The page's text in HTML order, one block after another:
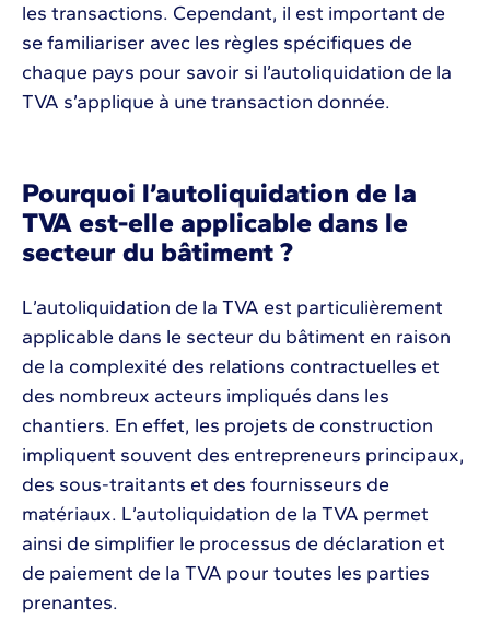
les transactions. Cependant, il est important de
se familiariser avec les règles spécifiques de
chaque pays pour savoir si l’autoliquidation de la
TVA s’applique à une transaction donnée.
Pourquoi l’autoliquidation de la
TVA est-elle applicable dans le
secteur du bâtiment ?
L’autoliquidation de la TVA est particulièrement
applicable dans le secteur du bâtiment en raison
de la complexité des relations contractuelles et
des nombreux acteurs impliqués dans les
chantiers. En effet, les projets de construction
impliquent souvent des entrepreneurs principaux,
des sous-traitants et des fournisseurs de
matériaux. L’autoliquidation de la TVA permet
ainsi de simplifier le processus de déclaration et
de paiement de la TVA pour toutes les parties
prenantes.